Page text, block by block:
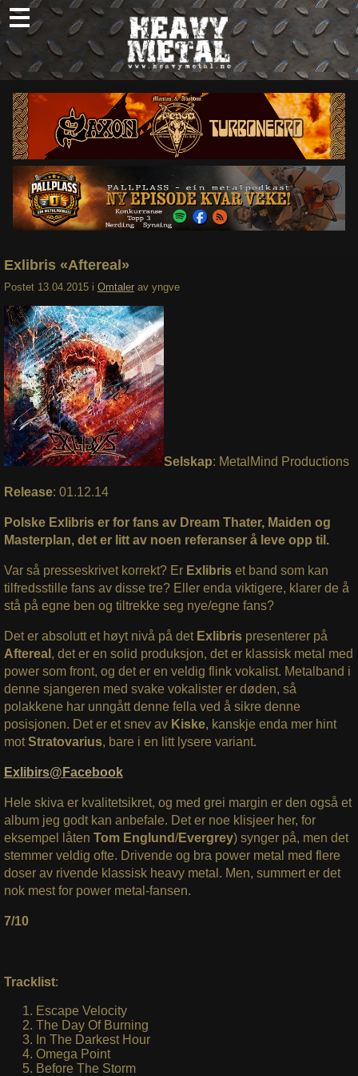
Skip
to
content
Nyheter
Omtaler
Intervjuer
Om oss
Abonner
Søk
Exlibris «Aftereal»
Postet 13.04.2015 i Omtaler av yngve
Selskap: MetalMind Productions
Release: 01.12.14
Polske Exlibris er for fans av Dream Thater, Maiden og
Masterplan, det er litt av noen referanser å leve opp til.
Var så presseskrivet korrekt? Er Exlibris et band som kan
tilfredsstille fans av disse tre? Eller enda viktigere, klarer de å
stå på egne ben og tiltrekke seg nye/egne fans?
Det er absolutt et høyt nivå på det Exlibrispresenterer på
Aftereal , det er en solid produksjon, det er klassisk metal med
power som front, og det er en veldig flink vokalist. Metalband i
denne sjangeren med svake vokalister er døden, så
polakkene har unngått denne fella ved å sikre denne
posisjonen. Det er et snev av Kiske, kanskje enda mer hint
motStratovarius, bare i en litt lysere variant.
Exlibirs@Facebook
Hele skiva er kvalitetsikret, og med grei margin er den også et
album jeg godt kan anbefale. Det er noe klisjeer her, for
eksempel låten Tom Englund/Evergrey) synger på, men det
stemmer veldig ofte. Drivende og bra power metal med flere
doser av rivende klassisk heavy metal. Men, summert er det
nok mest for power metal-fansen.
7/10
Tracklist:
Escape Velocity
The Day Of Burning
In The Darkest Hour
Omega Point
Before The Storm